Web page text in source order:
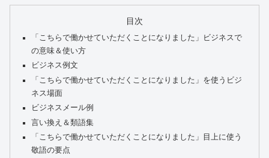
目次
「こちらで働かせていただくことになりました」ビジネスで
の意味＆使い方
ビジネス例文
「こちらで働かせていただくことになりました」を使うビジ
ネス場面
ビジネスメール例
言い換え＆類語集
「こちらで働かせていただくことになりました」目上に使う
敬語の要点